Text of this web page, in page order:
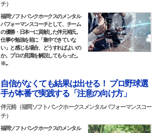
チ）
福岡ソフトバンクホークスのメンタル
パフォーマンスコーチとして、チーム
の優勝・日本一に貢献した伴元裕氏。
仕事や勉強を前に「集中できていな
い」と感じる場合、どうすればよいの
か。プロの見識を解説してもらった。
※...
自信がなくても結果は出せる！ プロ野球選
手が本番で実践する「注意の向け方」
伴元裕（福岡ソフトバンクホークスメンタルパフォーマンスコー
チ）
福岡ソフトバンクホークスのメンタル